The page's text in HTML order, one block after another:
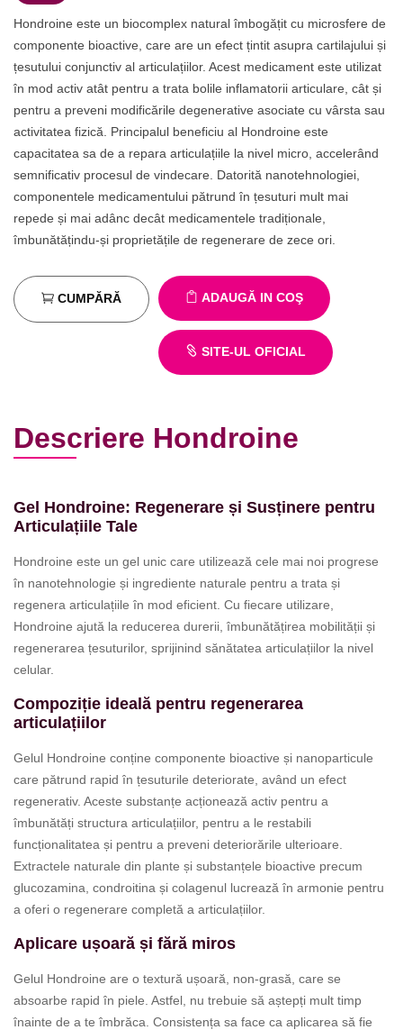
Hondroine este un biocomplex natural îmbogățit cu microsfere de
componente bioactive, care are un efect țintit asupra cartilajului și
țesutului conjunctiv al articulațiilor. Acest medicament este utilizat
în mod activ atât pentru a trata bolile inflamatorii articulare, cât și
pentru a preveni modificările degenerative asociate cu vârsta sau
activitatea fizică. Principalul beneficiu al Hondroine este
capacitatea sa de a repara articulațiile la nivel micro, accelerând
semnificativ procesul de vindecare. Datorită nanotehnologiei,
componentele medicamentului pătrund în țesuturi mult mai
repede și mai adânc decât medicamentele tradiționale,
îmbunătățindu-și proprietățile de regenerare de zece ori.
ADAUGĂ IN COŞ
CUMPĂRĂ
SITE-UL OFICIAL
Descriere Hondroine
Gel Hondroine: Regenerare și Susținere pentru
Articulațiile Tale
Hondroine este un gel unic care utilizează cele mai noi progrese
în nanotehnologie și ingrediente naturale pentru a trata și
regenera articulațiile în mod eficient. Cu fiecare utilizare,
Hondroine ajută la reducerea durerii, îmbunătățirea mobilității și
regenerarea țesuturilor, sprijinind sănătatea articulațiilor la nivel
celular.
Compoziție ideală pentru regenerarea
articulațiilor
Gelul Hondroine conține componente bioactive și nanoparticule
care pătrund rapid în țesuturile deteriorate, având un efect
regenerativ. Aceste substanțe acționează activ pentru a
îmbunătăți structura articulațiilor, pentru a le restabili
funcționalitatea și pentru a preveni deteriorările ulterioare.
Extractele naturale din plante și substanțele bioactive precum
glucozamina, condroitina și colagenul lucrează în armonie pentru
a oferi o regenerare completă a articulațiilor.
Aplicare ușoară și fără miros
Gelul Hondroine are o textură ușoară, non-grasă, care se
absoarbe rapid în piele. Astfel, nu trebuie să aștepți mult timp
înainte de a te îmbrăca. Consistența sa face ca aplicarea să fie